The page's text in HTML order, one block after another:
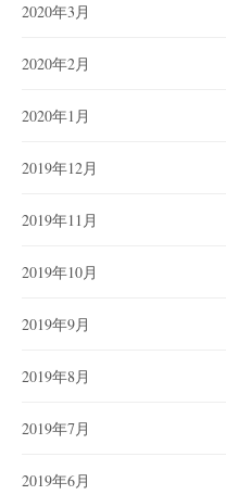
2020年3月
2020年2月
2020年1月
2019年12月
2019年11月
2019年10月
2019年9月
2019年8月
2019年7月
2019年6月